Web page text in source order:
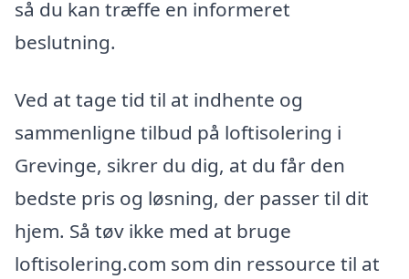
så du kan træffe en informeret
beslutning.
Ved at tage tid til at indhente og
sammenligne tilbud på loftisolering i
Grevinge, sikrer du dig, at du får den
bedste pris og løsning, der passer til dit
hjem. Så tøv ikke med at bruge
loftisolering.com som din ressource til at